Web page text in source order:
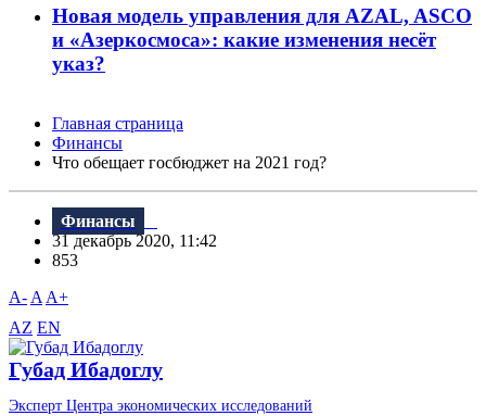
Новая модель управления для AZAL, ASCO
и «Азеркосмоса»: какие изменения несёт
указ?
Главная страница
Финансы
Что обещает госбюджет на 2021 год?
Финансы
31 декабрь 2020, 11:42
853
A- A A+
AZ EN
Губад Ибадоглу
Эксперт Центра экономических исследований